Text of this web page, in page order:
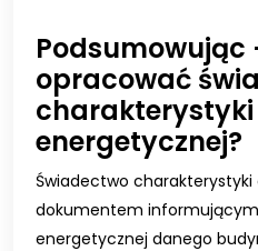
Podsumowując
opracować
charakterystyki
energetycznej?
Świadectwo
dokumentem
energetycznej danego